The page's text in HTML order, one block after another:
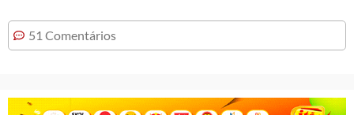
51 Comentários